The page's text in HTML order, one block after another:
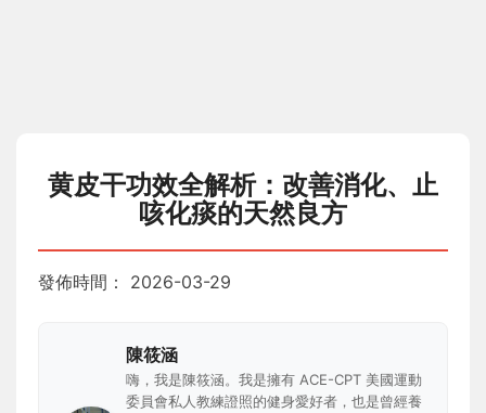
黄皮干功效全解析：改善消化、止
咳化痰的天然良方
發佈時間： 2026-03-29
陳筱涵
嗨，我是陳筱涵。我是擁有 ACE-CPT 美國運動
委員會私人教練證照的健身愛好者，也是曾經養